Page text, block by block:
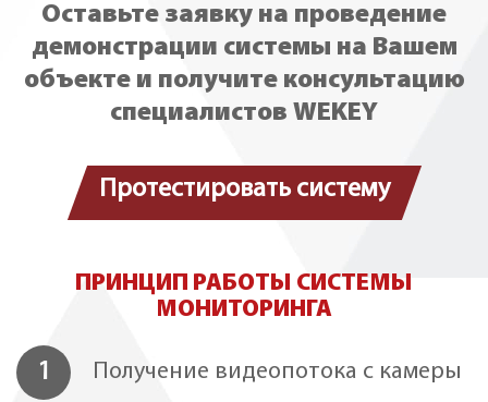
Оставьте заявку на проведение
демонстрации системы на Вашем
объекте и получите консультацию
специалистов WEKEY
Протестировать систему
ПРИНЦИП РАБОТЫ СИСТЕМЫ
МОНИТОРИНГА
1 Получение видеопотока с камеры